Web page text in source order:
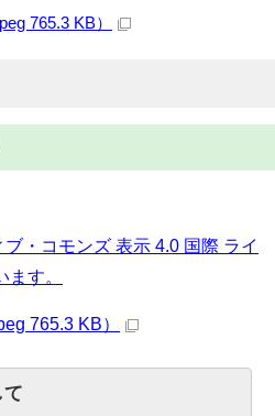
765.3 KB）
ブ・コモンズ 表示 4.0 国際 ライ
す。
765.3 KB）